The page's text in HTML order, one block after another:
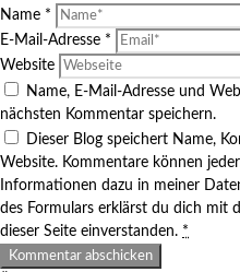
Name *
E-Mail-Adresse *
Website
Name, E-Mail-Adresse und
nächsten Kommentar speichern.
Dieser Blog speichert Name,
Website. Kommentare können
Informationen dazu in meiner
des Formulars erklärst du dich mit
dieser Seite einverstanden. *